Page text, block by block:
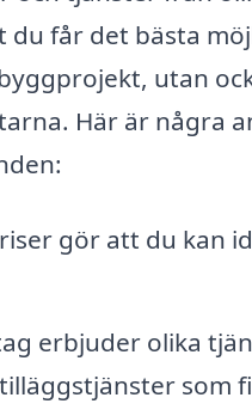
får det bästa
utan
Här är några
gör att du kan
erbjuder olika
som